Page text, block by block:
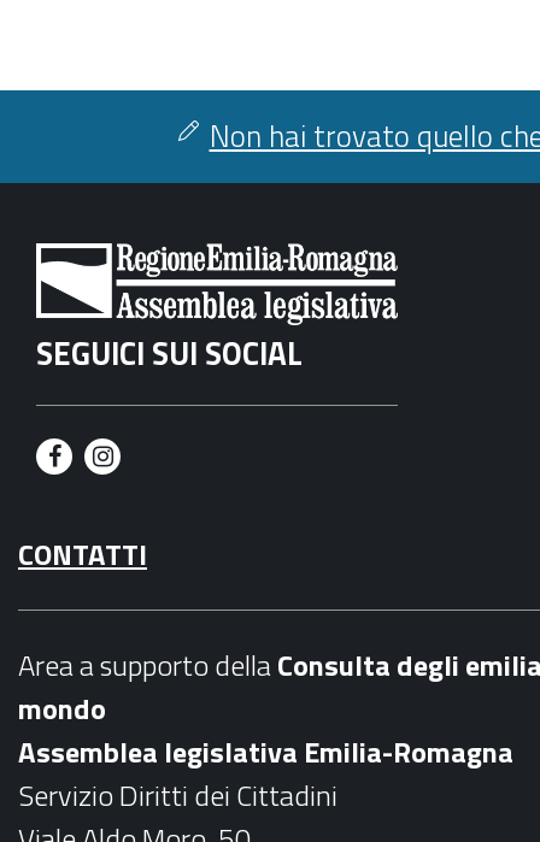
Non hai trovato quello
SEGUICI SUI SOCIAL
F
c
e
o
k
I
s
t
r
a
m
CONTATTI
Area a supporto dellaConsulta degli
mondo
Assemblea legislativa Emilia-Romagna
Servizio Diritti dei Cittadini